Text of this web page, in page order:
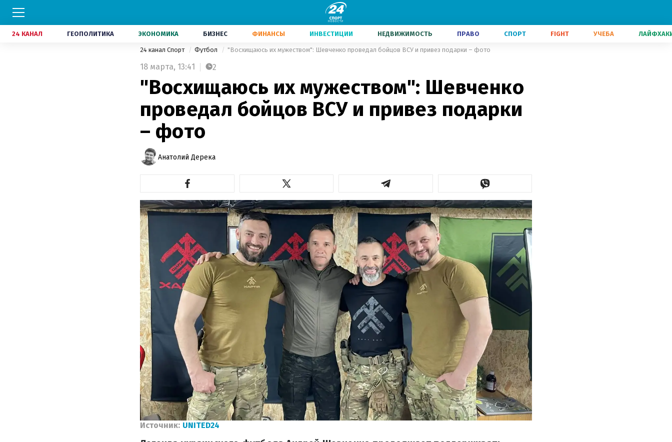
24 КАНАЛ ГЕОПОЛИТИКА ЭКОНОМИКА БИЗНЕС ФИНАНСЫ ИНВЕСТИЦИИ НЕДВИЖИМОСТЬ ПРАВО СПОРТ FIGHT УЧЕБА
24 канал Спорт Футбол "Восхищаюсь их мужеством": Шевченко проведал бойцов ВСУ и привез подарки – фото
18 марта, 13:41 2
"Восхищаюсь их мужеством": Шевченко
проведал бойцов ВСУ и привез подарки
– фото
Анатолий Дерека
Источник: UNITED24